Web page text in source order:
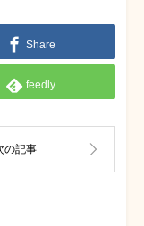
Share
feedly